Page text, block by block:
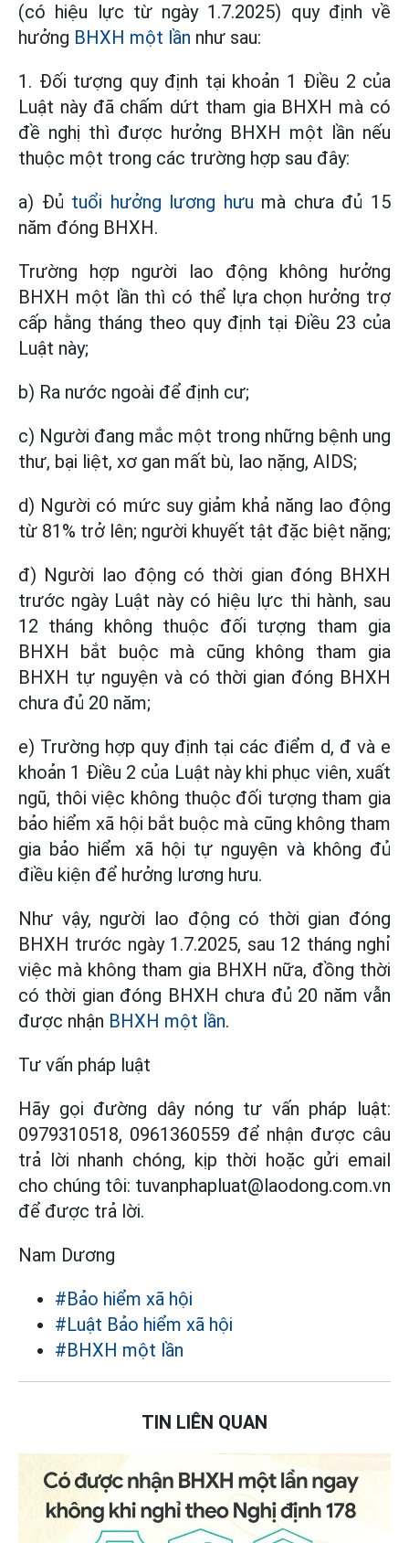
(có hiệu lực từ ngày 1.7.2025) quy định về
hưởng BHXH một lần như sau:
1. Đối tượng quy định tại khoản 1 Điều 2 của
Luật này đã chấm dứt tham gia BHXH mà có
đề nghị thì được hưởng BHXH một lần nếu
thuộc một trong các trường hợp sau đây:
a) Đủ tuổi hưởng lương hưu mà chưa đủ 15
năm đóng BHXH.
Trường hợp người lao động không hưởng
BHXH một lần thì có thể lựa chọn hưởng trợ
cấp hằng tháng theo quy định tại Điều 23 của
Luật này;
b) Ra nước ngoài để định cư;
c) Người đang mắc một trong những bệnh ung
thư, bại liệt, xơ gan mất bù, lao nặng, AIDS;
d) Người có mức suy giảm khả năng lao động
từ 81% trở lên; người khuyết tật đặc biệt nặng;
đ) Người lao động có thời gian đóng BHXH
trước ngày Luật này có hiệu lực thi hành, sau
12 tháng không thuộc đối tượng tham gia
BHXH bắt buộc mà cũng không tham gia
BHXH tự nguyện và có thời gian đóng BHXH
chưa đủ 20 năm;
e) Trường hợp quy định tại các điểm d, đ và e
khoản 1 Điều 2 của Luật này khi phục viên, xuất
ngũ, thôi việc không thuộc đối tượng tham gia
bảo hiểm xã hội bắt buộc mà cũng không tham
gia bảo hiểm xã hội tự nguyện và không đủ
điều kiện để hưởng lương hưu.
Như vậy, người lao động có thời gian đóng
BHXH trước ngày 1.7.2025, sau 12 tháng nghỉ
việc mà không tham gia BHXH nữa, đồng thời
có thời gian đóng BHXH chưa đủ 20 năm vẫn
được nhận BHXH một lần.
Tư vấn pháp luật
Hãy gọi đường dây nóng tư vấn pháp luật:
0979310518, 0961360559 để nhận được câu
trả lời nhanh chóng, kịp thời hoặc gửi email
cho chúng tôi: tuvanphapluat@laodong.com.vn
để được trả lời.
Nam Dương
#Bảo hiểm xã hội
#Luật Bảo hiểm xã hội
#BHXH một lần
TIN LIÊN QUAN